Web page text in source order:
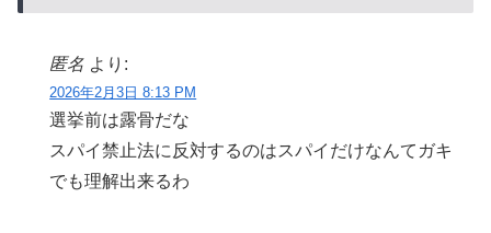
匿名 より:
2026年2月3日 8:13 PM
選挙前は露骨だな
スパイ禁止法に反対するのはスパイだけなんてガキ
でも理解出来るわ